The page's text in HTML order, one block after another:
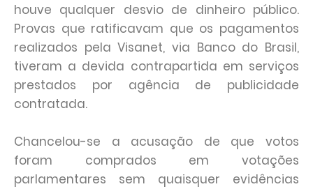
houve qualquer desvio de dinheiro público.
Provas que ratificavam que os pagamentos
realizados pela Visanet, via Banco do Brasil,
tiveram a devida contrapartida em serviços
prestados por agência de publicidade
contratada.
Chancelou-se a acusação de que votos
foram comprados em votações
parlamentares sem quaisquer evidências